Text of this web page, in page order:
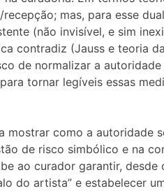
mas, para esse
(não invisível, e sim
contradiz (Jauss e teoria da
de normalizar a autoridade
tornar legíveis essas
mostrar como a autoridade
de risco simbólico e na
ao curador garantir, desde
do artista” e estabelecer